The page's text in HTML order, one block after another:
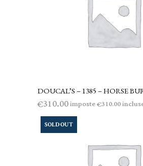
LEGGI TUTTO
DOUCAL’S – 1385 – HORSE
€310.00imposte€310.00
SOLD OUT